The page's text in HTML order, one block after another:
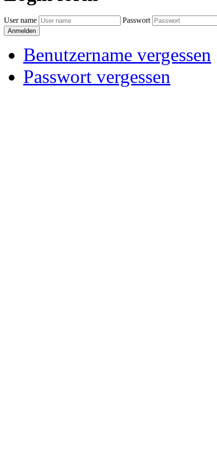
User name Passwort
Anmelden
Benutzername vergessen
Passwort vergessen